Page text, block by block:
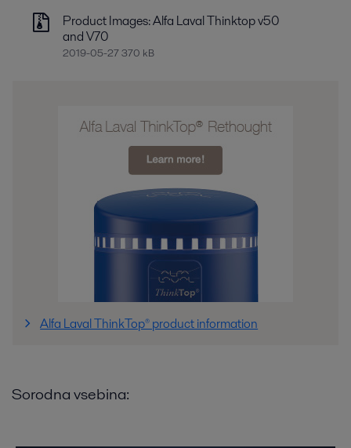
Product Images: Alfa Laval Thinktop v50
and V70
2019-05-27 370 kB
Alfa Laval ThinkTop® product information
Sorodna vsebina: